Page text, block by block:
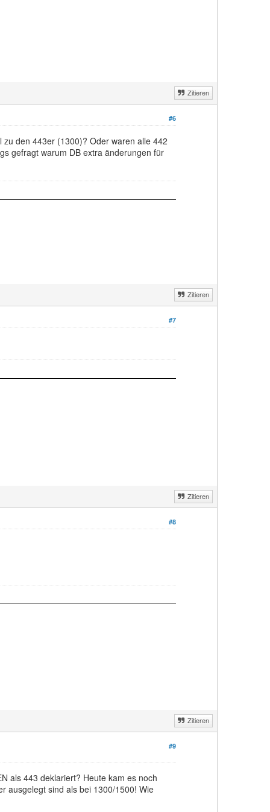
Zitieren
#6
den 443er (1300)? Oder waren alle 442
gefragt warum DB extra änderungen für
Zitieren
#7
Zitieren
#8
Zitieren
#9
als 443 deklariert? Heute kam es noch
ausgelegt sind als bei 1300/1500! Wie